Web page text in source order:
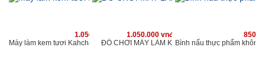
1.050.000 vnđ
Máy làm kem tươi Kahchan KEM2173, (xanh)-muốn ăn thì làm, ngay làm ngay có
1.050.000 vnđ
ĐỒ CHƠI MÁY LÀM KEM MINI